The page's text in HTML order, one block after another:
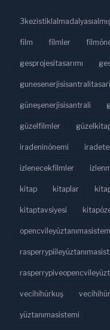
film filmler
gesprojesitasarımı
güneşenerjisisantrali
güzelfilmler
iradeninönemi
izlenecekfilmler
kitap kitaplar
kitaptavsiyesi
vecihihürkuş
yüztanımasistemi